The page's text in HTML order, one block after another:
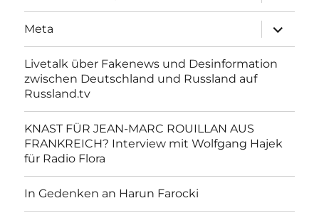
Meta
anzeigen
Livetalk über Fakenews und Desinformation
zwischen Deutschland und Russland auf
Russland.tv
KNAST FÜR JEAN-MARC ROUILLAN AUS
FRANKREICH? Interview mit Wolfgang Hajek
für Radio Flora
In Gedenken an Harun Farocki